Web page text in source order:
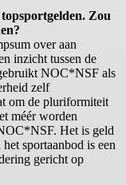
Zou
over aan
inzicht tussen de
NOC*NSF als
zelf
om de pluriformiteit
méér worden
Het is geld
sportaanbod is een
gericht op